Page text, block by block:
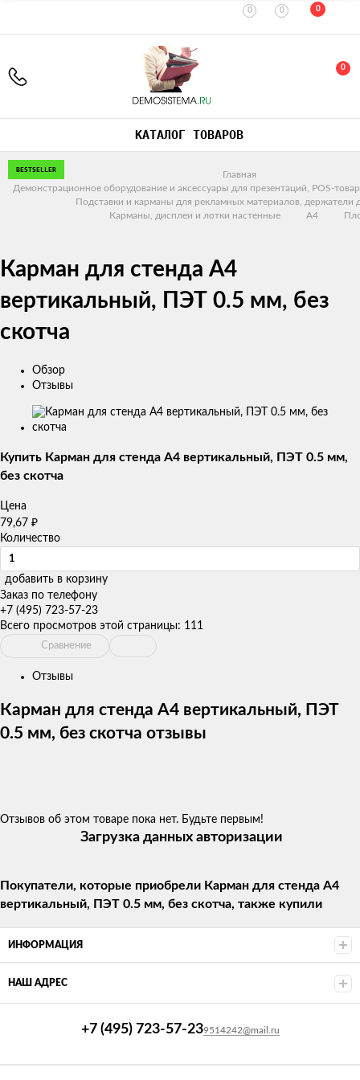
0 0 0
0
КАТАЛОГ ТОВАРОВ
Главная
Демонстрационное оборудование и аксессуары для презентаций, POS-
Подставки и карманы для рекламных материалов, держатели
Карманы, дисплеи и лотки настенные
A4
Карман для стенда А4
вертикальный, ПЭТ 0.5 мм, без
скотча
Обзор
Отзывы
Изображения
BESTSELLER
Купить Карман для стенда А4 вертикальный, ПЭТ 0.5 мм,
без скотча
Цена
79,67 ₽
Количество
добавить в корзину
Заказ по телефону
+7 (495) 723-57-23
Всего просмотров этой страницы: 111
Сравнение
Отзывы
Карман для стенда А4 вертикальный, ПЭТ
0.5 мм, без скотча отзывы
Отзывов об этом товаре пока нет. Будьте первым!
Загрузка данных авторизации
Покупатели, которые приобрели Карман для стенда А4
вертикальный, ПЭТ 0.5 мм, без скотча, также купили
ИНФОРМАЦИЯ
НАШ АДРЕС
+7 (495) 723-57-239514242@mail.ru